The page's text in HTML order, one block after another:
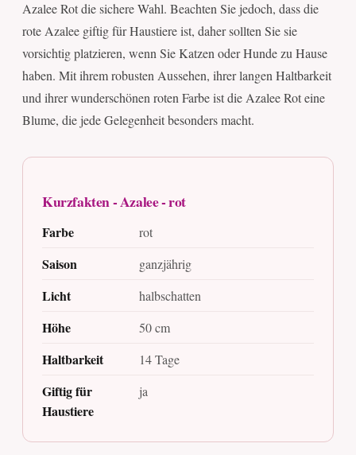
Azalee Rot die sichere Wahl. Beachten Sie jedoch, dass die
rote Azalee giftig für Haustiere ist, daher sollten Sie sie
vorsichtig platzieren, wenn Sie Katzen oder Hunde zu Hause
haben. Mit ihrem robusten Aussehen, ihrer langen Haltbarkeit
und ihrer wunderschönen roten Farbe ist die Azalee Rot eine
Blume, die jede Gelegenheit besonders macht.
Kurzfakten - Azalee - rot
Farbe rot
Saison ganzjährig
Licht halbschatten
Höhe 50 cm
Haltbarkeit 14 Tage
Giftig für
Haustiere
ja